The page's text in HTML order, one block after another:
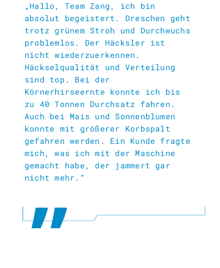
„Hallo, Team Zang, ich bin
absolut begeistert. Dreschen geht
trotz grünem Stroh und Durchwuchs
problemlos. Der Häcksler ist
nicht wiederzuerkennen.
Häckselqualität und Verteilung
sind top. Bei der
Körnerhirseernte konnte ich bis
zu 40 Tonnen Durchsatz fahren.
Auch bei Mais und Sonnenblumen
konnte mit größerer Korbspalt
gefahren werden. Ein Kunde fragte
mich, was ich mit der Maschine
gemacht habe, der jammert gar
nicht mehr.“